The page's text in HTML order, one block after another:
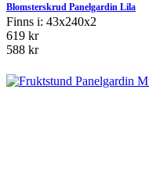
Blomsterskrud Panelgardin Lila
Finns i: 43x240x2
619 kr
588 kr